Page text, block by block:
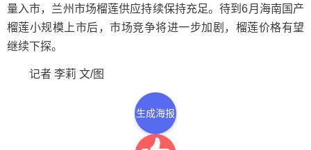
量入市，兰州市场榴莲供应持续保持充足。待到6月海南国产
榴莲小规模上市后，市场竞争将进一步加剧，榴莲价格有望
继续下探。
记者 李莉 文/图
生成海报